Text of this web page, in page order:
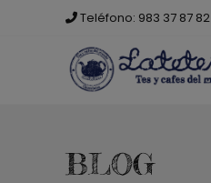
Teléfono: 983 37 87 82
BLOG